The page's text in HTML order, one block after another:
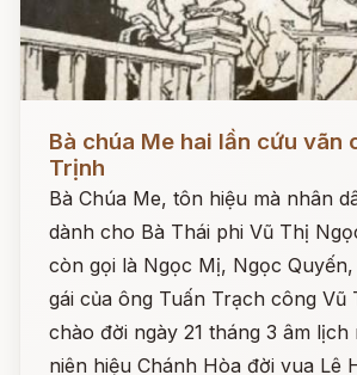
Bà chúa Me hai lần cứu vãn
Trịnh
Bà Chúa Me, tôn hiệu mà nhân
dành cho Bà Thái phi Vũ Thị
còn gọi là Ngọc Mị, Ngọc
gái của ông Tuấn Trạch công Vũ
chào đời ngày 21 tháng 3 âm lịch
niên hiệu Chánh Hòa đời vua Lê